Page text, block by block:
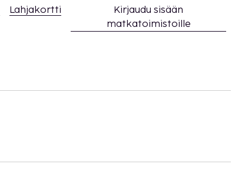
Lahjakortti
Kirjaudu sisään
matkatoimistoille